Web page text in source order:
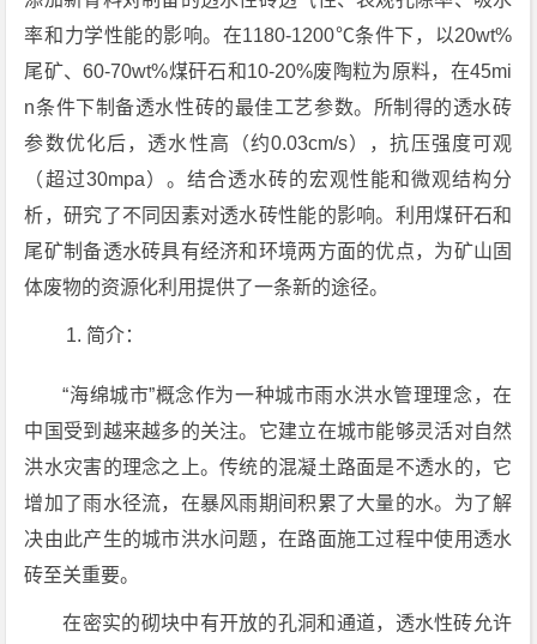
率和力学性能的影响。在1180-1200℃条件下，以20wt%
尾矿、60-70wt%煤矸石和10-20%废陶粒为原料，在45mi
n条件下制备透水性砖的最佳工艺参数。所制得的透水砖
参数优化后，透水性高（约0.03cm/s），抗压强度可观
（超过30mpa）。结合透水砖的宏观性能和微观结构分
析，研究了不同因素对透水砖性能的影响。利用煤矸石和
尾矿制备透水砖具有经济和环境两方面的优点，为矿山固
体废物的资源化利用提供了一条新的途径。
简介：
“海绵城市”概念作为一种城市雨水洪水管理理念，在
中国受到越来越多的关注。它建立在城市能够灵活对自然
洪水灾害的理念之上。传统的混凝土路面是不透水的，它
增加了雨水径流，在暴风雨期间积累了大量的水。为了解
决由此产生的城市洪水问题，在路面施工过程中使用透水
砖至关重要。
在密实的砌块中有开放的孔洞和通道，透水性砖允许